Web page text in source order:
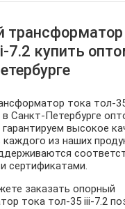
трансформатор
7.2 купить
тока тол-
в Санкт-Петербурге
высокое
из наших
сертификатами.
заказать опорный
тока тол-35 iii-7.2